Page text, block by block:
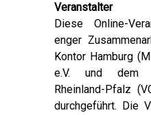
Veranstalter
Diese Online-
enger
Kontor Hamburg
e.V. und dem
Rheinland-Pfalz
durchgeführt. Die